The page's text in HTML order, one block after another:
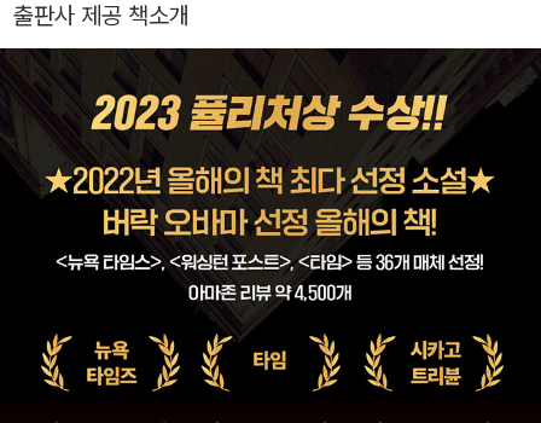
HBO 시리즈로 제작될 예정이다. 에르난 디아스는 <파리 리뷰>
<하퍼스> <애틀랜틱> <그란타> 등의 매체에 글을 기고해왔
고, 구겐하임 펠로십, 와이팅상 등을 수상했다. 그의 작품은 전 세
계 34개 언어로 번역, 출간되었다.
출판사 제공 책소개